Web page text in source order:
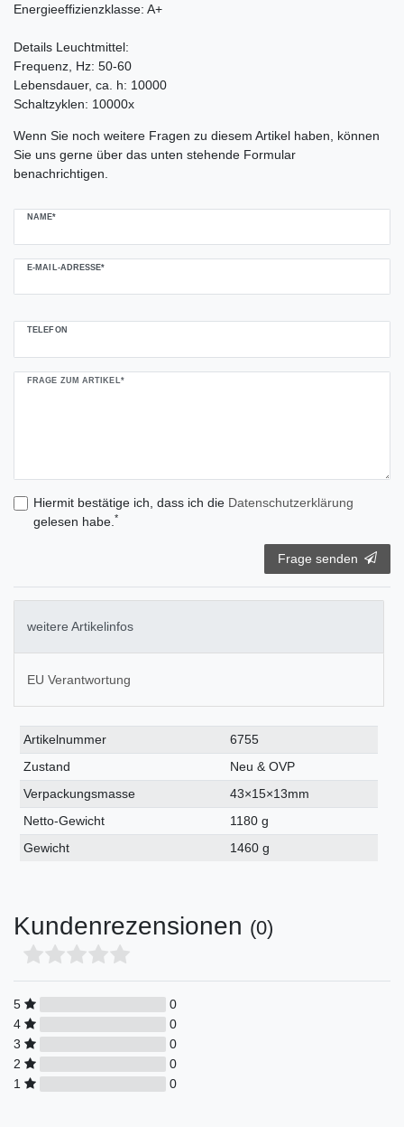
Energieeffizienzklasse: A+
Details Leuchtmittel:
Frequenz, Hz: 50-60
Lebensdauer, ca. h: 10000
Schaltzyklen: 10000x
Wenn Sie noch weitere Fragen zu diesem Artikel haben, können
Sie uns gerne über das unten stehende Formular
benachrichtigen.
NAME*
E-MAIL-ADRESSE*
TELEFON
FRAGE ZUM ARTIKEL*
Hiermit bestätige ich, dass ich die Daten­schutz­erklärung
gelesen habe. *
Frage senden
weitere Artikelinfos
EU Verantwortung
Technisches
Merkmal
Wert
Artikelnummer
6755
Zustand
Neu & OVP
Verpackungsmasse
43×15×13mm
Netto-Gewicht
1180 g
Gewicht
1460 g
Kundenrezensionen (0)
5
0
4
0
3
0
2
0
1
0